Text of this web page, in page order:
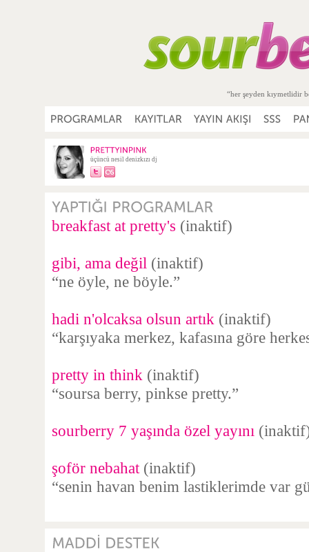
“her şeyden kıymetlidir
üçüncü nesil denizkızı dj
breakfast at pretty's (inaktif)
gibi, ama değil (inaktif)
“ne öyle, ne böyle.”
hadi n'olcaksa olsun artık (inaktif)
“karşıyaka merkez, kafasına göre
pretty in think (inaktif)
“soursa berry, pinkse pretty.”
sourberry 7 yaşında özel yayını
şoför nebahat (inaktif)
“senin havan benim lastiklerimde var